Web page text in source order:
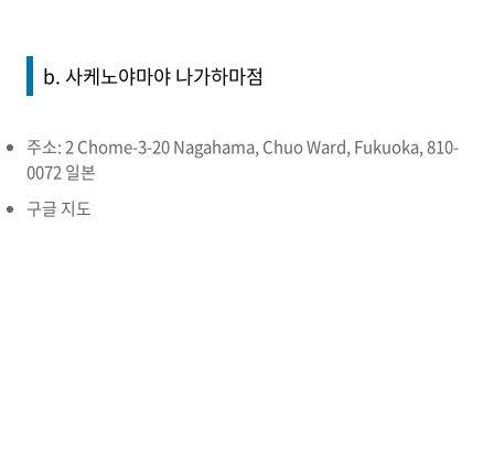
b. 사케노야마야 나가하마점
주소: 2 Chome-3-20 Nagahama, Chuo Ward, Fukuoka, 810-
0072 일본
구글 지도